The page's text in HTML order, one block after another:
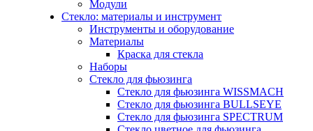
Модули
Стекло: материалы и инструмент
Инструменты и оборудование
Материалы
Краска для стекла
Наборы
Стекло для фьюзинга
Стекло для фьюзинга WISSMACH
Стекло для фьюзинга BULLSEYE
Стекло для фьюзинга SPECTRUM